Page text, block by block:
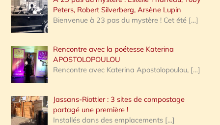
Peters, Robert Silverberg, Arsène Lupin
Bienvenue à 23 pas du mystère ! Cet été […]
Rencontre avec la poétesse Katerina
APOSTOLOPOULOU
Rencontre avec Katerina Apostolopoulou, […]
Jassans-Riottier : 3 sites de compostage
partagé une première !
Installés dans des emplacements […]